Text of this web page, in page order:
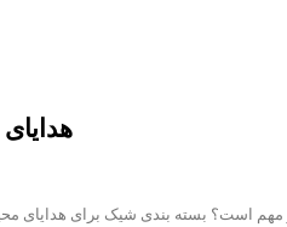
مهم است؟ بسته بندی شیک برای هدایای